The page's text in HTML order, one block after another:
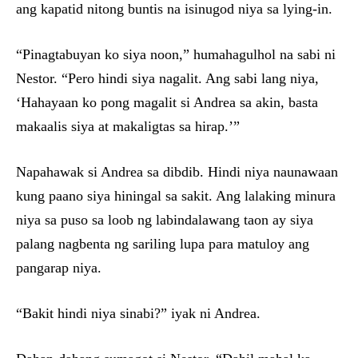
ang kapatid nitong buntis na isinugod niya sa lying-in.
“Pinagtabuyan ko siya noon,” humahagulhol na sabi ni
Nestor. “Pero hindi siya nagalit. Ang sabi lang niya,
‘Hahayaan ko pong magalit si Andrea sa akin, basta
makaalis siya at makaligtas sa hirap.’”
Napahawak si Andrea sa dibdib. Hindi niya naunawaan
kung paano siya hiningal sa sakit. Ang lalaking minura
niya sa puso sa loob ng labindalawang taon ay siya
palang nagbenta ng sariling lupa para matuloy ang
pangarap niya.
“Bakit hindi niya sinabi?” iyak ni Andrea.